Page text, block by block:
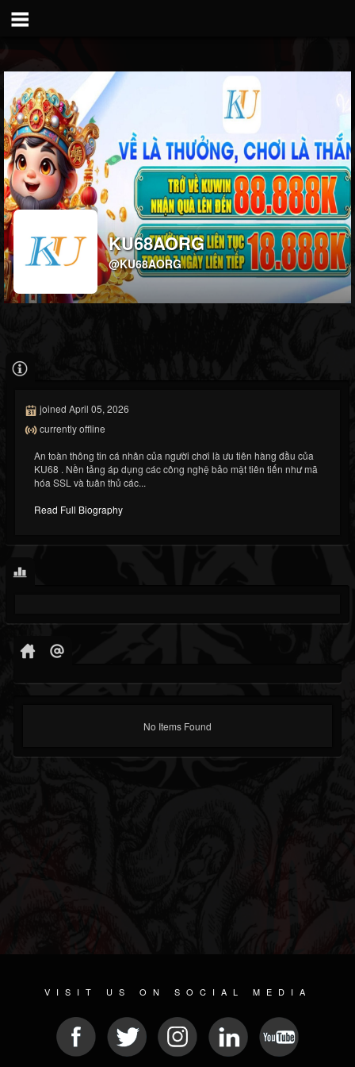
KU68AORG
@KU68AORG
joined April 05, 2026
currently offline
An toàn thông tin cá nhân của người chơi là ưu tiên hàng đầu của
KU68 . Nền tảng áp dụng các công nghệ bảo mật tiên tiến như mã
hóa SSL và tuân thủ các...
Read Full Biography
No Items Found
VISIT US ON SOCIAL MEDIA